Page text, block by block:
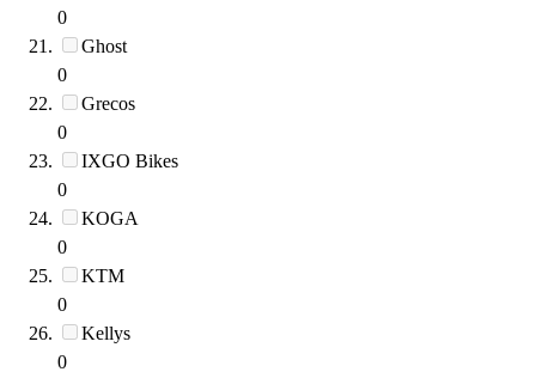
0
Ghost
0
Grecos
0
IXGO Bikes
0
KOGA
0
KTM
0
Kellys
0